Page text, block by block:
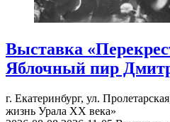
Выставка
Яблочный пир
г. Екатеринбург, ул.
жизнь Урала ХХ века»